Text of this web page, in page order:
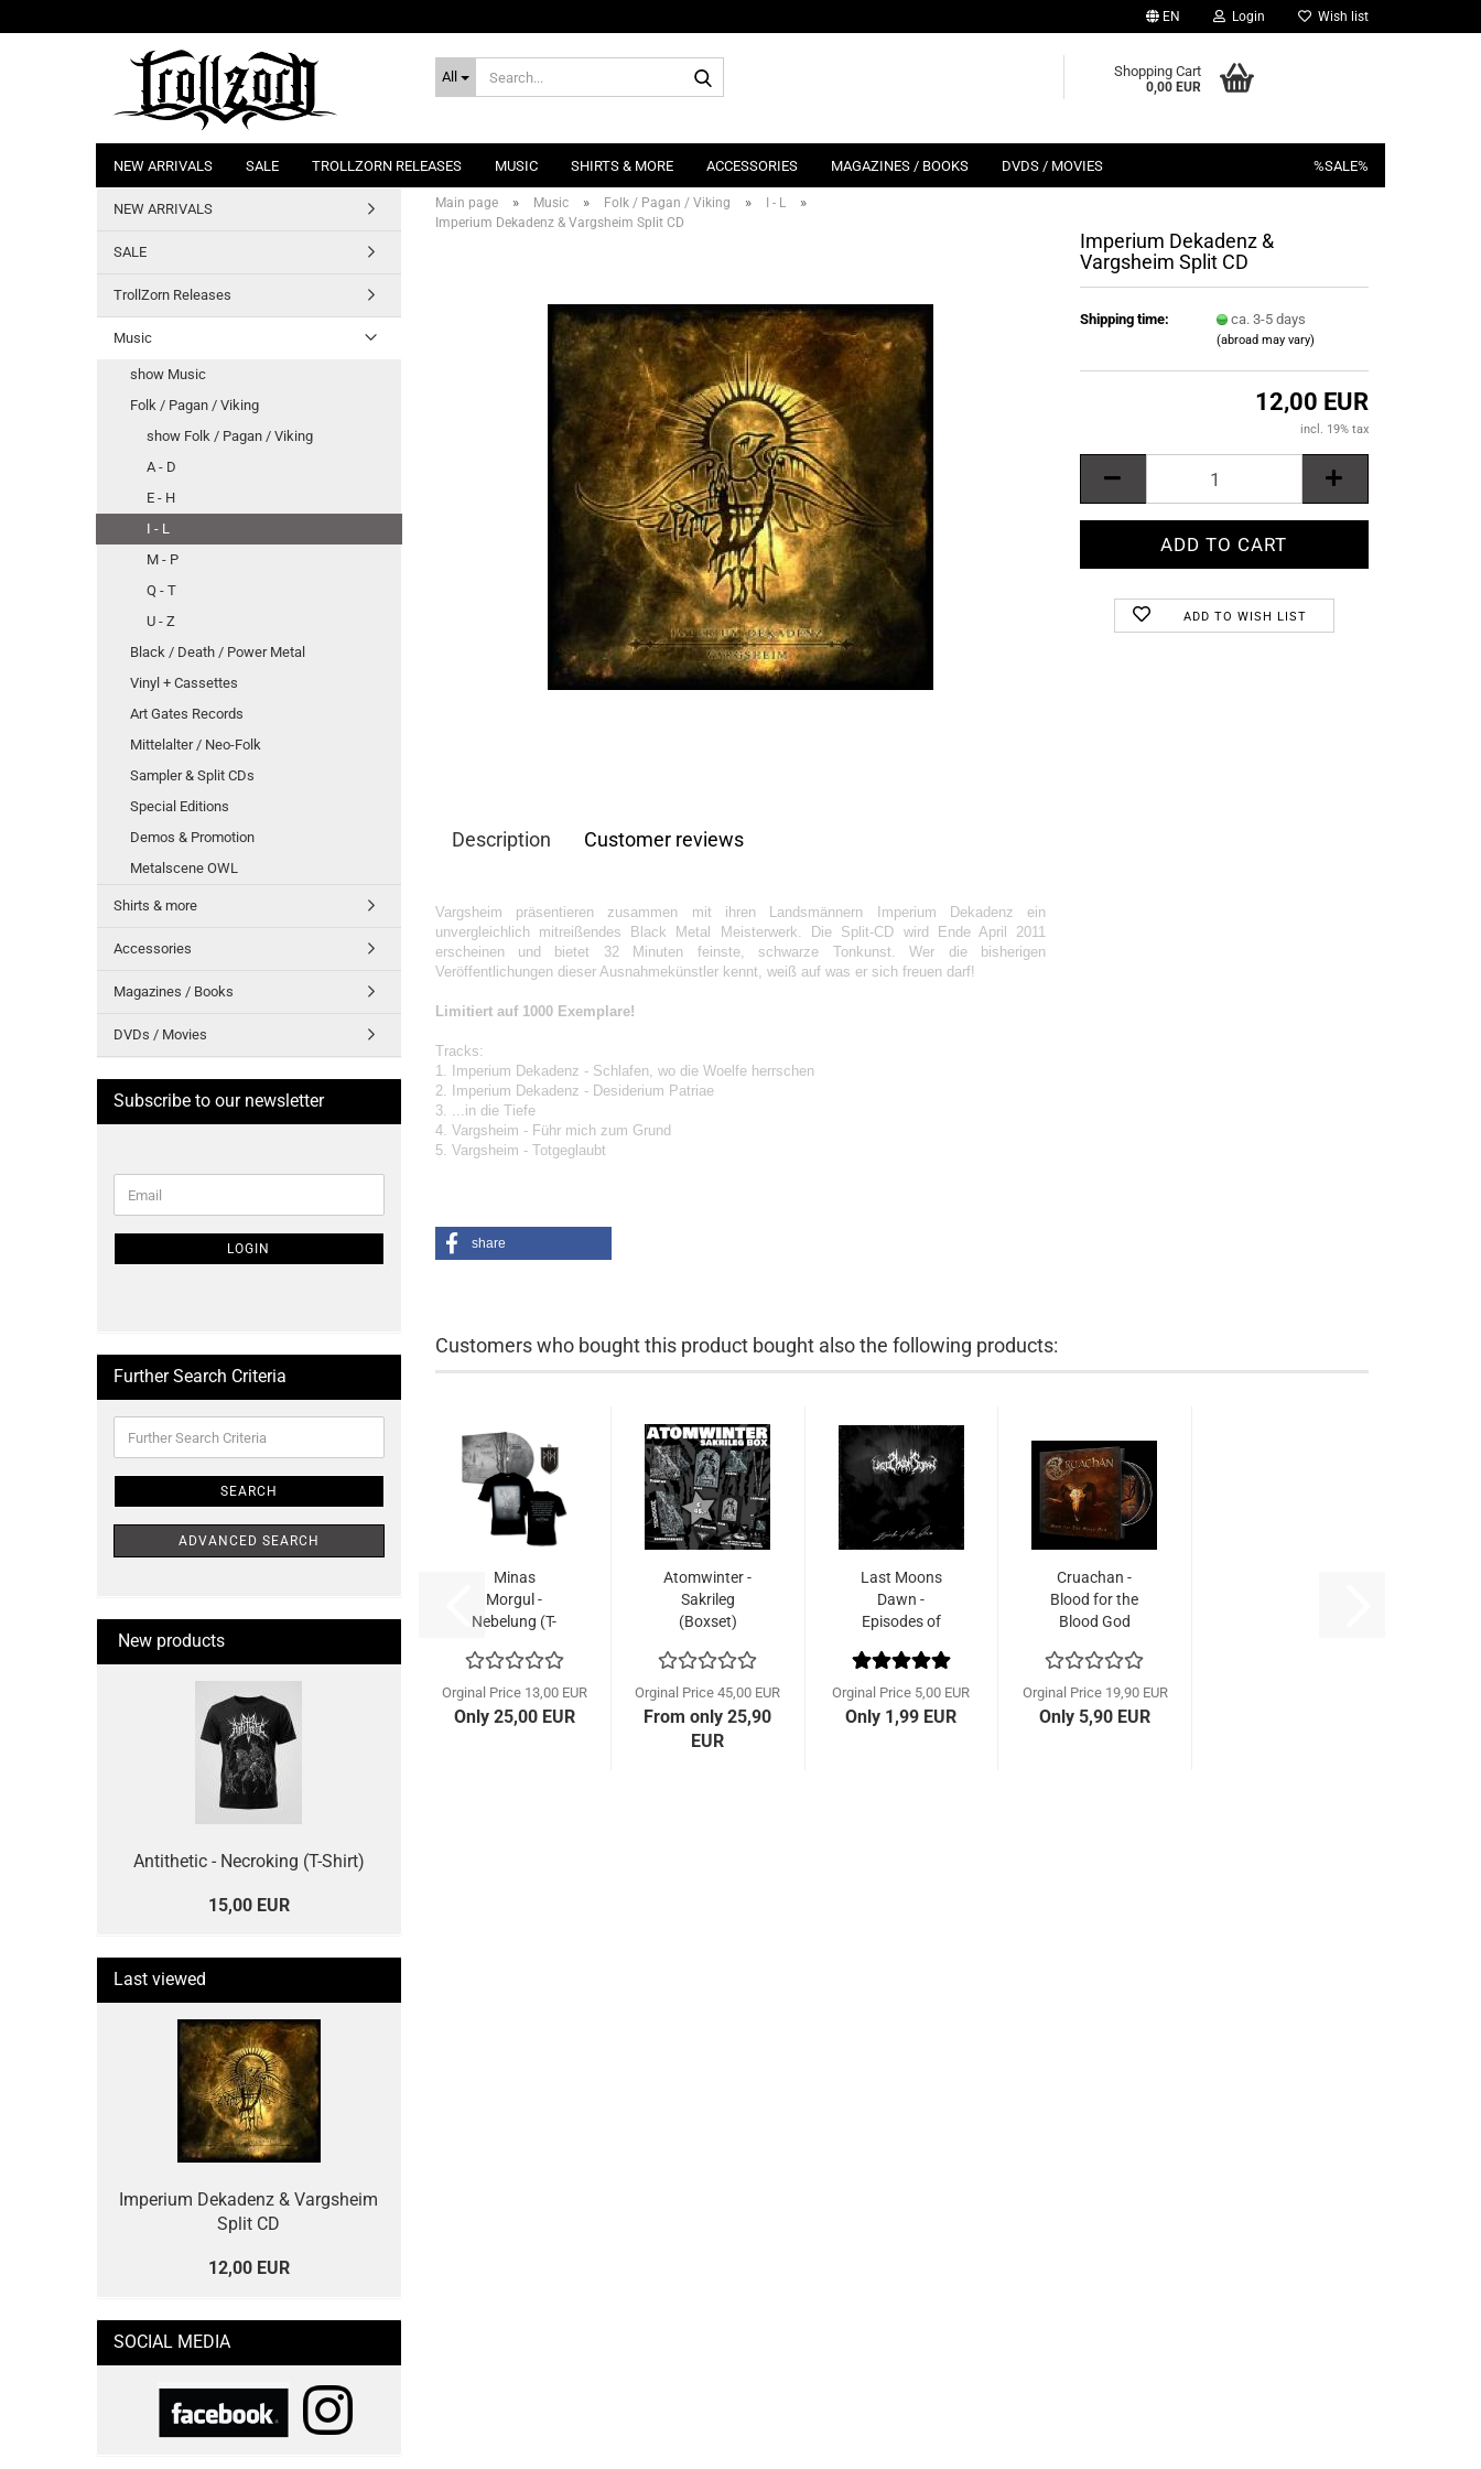
EN Login Wish list
All Shopping Cart
0,00 EUR
NEW ARRIVALS SALE TROLLZORN RELEASES MUSIC SHIRTS & MORE ACCESSORIES MAGAZINES / BOOKS DVDS / MOVIES %SALE%
Main page » Music » Folk / Pagan / Viking » I - L »
Imperium Dekadenz & Vargsheim Split CD
Imperium Dekadenz &
Vargsheim Split CD
Shipping time: ca. 3-5 days
(abroad may vary)
12,00 EUR
incl. 19% tax
ADD TO WISH LIST
Description Customer reviews
Vargsheim präsentieren zusammen mit ihren Landsmännern Imperium Dekadenz ein
unvergleichlich mitreißendes Black Metal Meisterwerk. Die Split-CD wird Ende April 2011
erscheinen und bietet 32 Minuten feinste, schwarze Tonkunst. Wer die bisherigen
Veröffentlichungen dieser Ausnahmekünstler kennt, weiß auf was er sich freuen darf!
Limitiert auf 1000 Exemplare!
Tracks:
1. Imperium Dekadenz - Schlafen, wo die Woelfe herrschen
2. Imperium Dekadenz - Desiderium Patriae
3. ...in die Tiefe
4. Vargsheim - Führ mich zum Grund
5. Vargsheim - Totgeglaubt
share
Customers who bought this product bought also the following products:
Minas
Morgul -
Nebelung (T-
Orginal Price 13,00 EUR
Only 25,00 EUR
Atomwinter -
Sakrileg
(Boxset)
Orginal Price 45,00 EUR
From only 25,90
EUR
Last Moons
Dawn -
Episodes of
(Demo...
Orginal Price 5,00 EUR
Only 1,99 EUR
Cruachan -
Blood for the
Blood God
Orginal Price 19,90 EUR
Only 5,90 EUR
NEW ARRIVALS
SALE
TrollZorn Releases
Music
show Music
Folk / Pagan / Viking
show Folk / Pagan / Viking
A - D
E - H
I - L
M - P
Q - T
U - Z
Black / Death / Power Metal
Vinyl + Cassettes
Art Gates Records
Mittelalter / Neo-Folk
Sampler & Split CDs
Special Editions
Demos & Promotion
Metalscene OWL
Shirts & more
Accessories
Magazines / Books
DVDs / Movies
Subscribe to our newsletter
TO
PAGE
Email
LOGIN
Further Search Criteria
Search
SEARCH
ADVANCED SEARCH
New products
Antithetic - Necroking (T-Shirt)
15,00 EUR
Last viewed
Imperium Dekadenz & Vargsheim
Split CD
12,00 EUR
SOCIAL MEDIA